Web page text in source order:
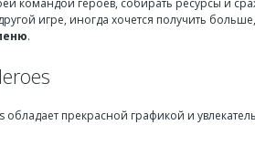
игре, иногда хочется получить
.
обладает прекрасной графикой и